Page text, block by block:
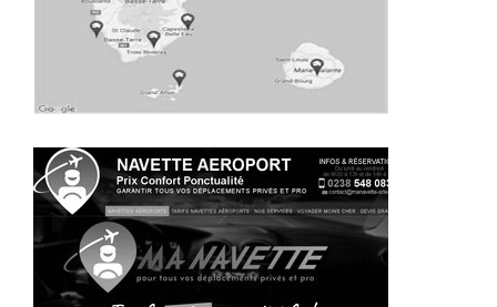
~325€/mois économisés d'annonces commerciales
~258€/mois économisés d'annonces commerciales